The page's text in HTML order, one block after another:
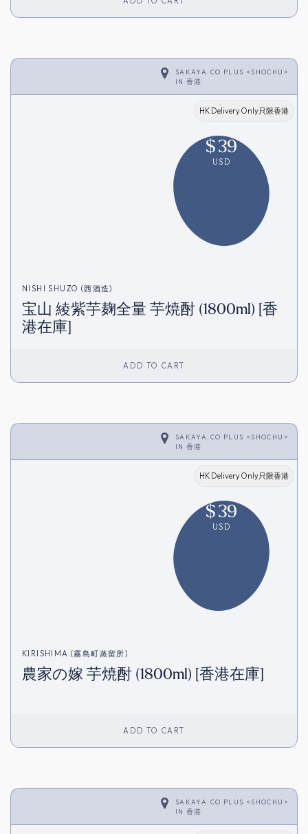
SAKAYA.CO PLUS <SHOCHU>
IN 香港
HK Delivery Only只限香港
$39
USD
NISHI SHUZO (西酒造)
宝山 綾紫芋麹全量 芋焼酎 (1800ml) [香
港在庫]
ADD TO CART
SAKAYA.CO PLUS <SHOCHU>
IN 香港
HK Delivery Only只限香港
$39
USD
KIRISHIMA (霧島町蒸留所)
農家の嫁 芋焼酎 (1800ml) [香港在庫]
ADD TO CART
SAKAYA.CO PLUS <SHOCHU>
IN 香港